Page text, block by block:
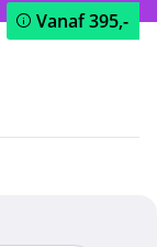
Vanaf395,-